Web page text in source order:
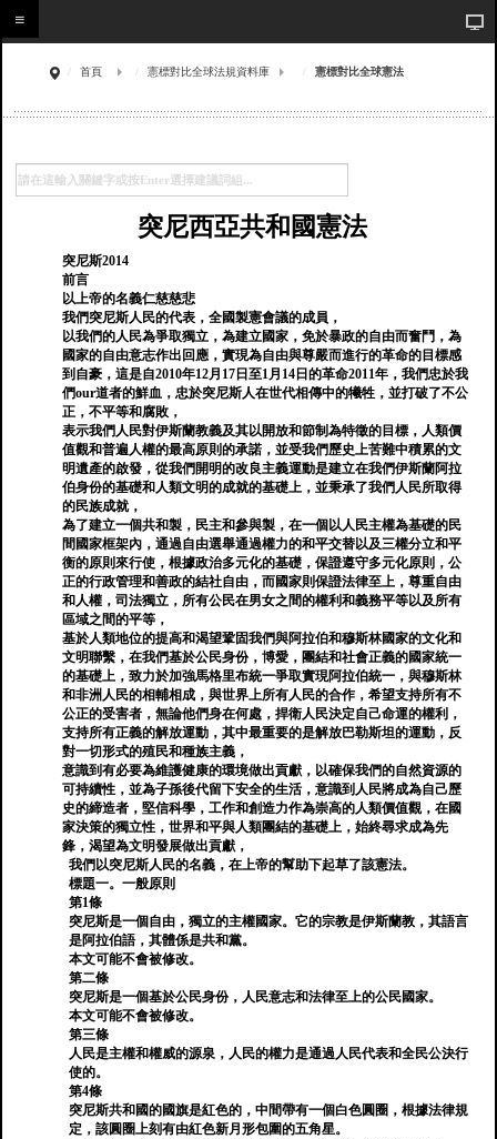
首頁 憲標對比全球法規資料庫 憲標對比全球憲法
突尼西亞共和國憲法
突尼斯2014
前言
以上帝的名義仁慈慈悲
我們突尼斯人民的代表，全國製憲會議的成員，
以我們的人民為爭取獨立，為建立國家，免於暴政的自由而奮鬥，為
國家的自由意志作出回應，實現為自由與尊嚴而進行的革命的目標感
到自豪，這是自2010年12月17日至1月14日的革命2011年，我們忠於我
們our道者的鮮血，忠於突尼斯人在世代相傳中的犧牲，並打破了不公
正，不平等和腐敗，
表示我們人民對伊斯蘭教義及其以開放和節制為特徵的目標，人類價
值觀和普遍人權的最高原則的承諾，並受我們歷史上苦難中積累的文
明遺產的啟發，從我們開明的改良主義運動是建立在我們伊斯蘭阿拉
伯身份的基礎和人類文明的成就的基礎上，並秉承了我們人民所取得
的民族成就，
為了建立一個共和製，民主和參與製，在一個以人民主權為基礎的民
間國家框架內，通過自由選舉通過權力的和平交替以及三權分立和平
衡的原則來行使，根據政治多元化的基礎，保證遵守多元化原則，公
正的行政管理和善政的結社自由，而國家則保證法律至上，尊重自由
和人權，司法獨立，所有公民在男女之間的權利和義務平等以及所有
區域之間的平等，
基於人類地位的提高和渴望鞏固我們與阿拉伯和穆斯林國家的文化和
文明聯繫，在我們基於公民身份，博愛，團結和社會正義的國家統一
的基礎上，致力於加強馬格里布統一爭取實現阿拉伯統一，與穆斯林
和非洲人民的相輔相成，與世界上所有人民的合作，希望支持所有不
公正的受害者，無論他們身在何處，捍衛人民決定自己命運的權利，
支持所有正義的解放運動，其中最重要的是解放巴勒斯坦的運動，反
對一切形式的殖民和種族主義，
意識到有必要為維護健康的環境做出貢獻，以確保我們的自然資源的
可持續性，並為子孫後代留下安全的生活，意識到人民將成為自己歷
史的締造者，堅信科學，工作和創造力作為崇高的人類價值觀，在國
家決策的獨立性，世界和平與人類團結的基礎上，始終尋求成為先
鋒，渴望為文明發展做出貢獻，
我們以突尼斯人民的名義，在上帝的幫助下起草了該憲法。
標題一。一般原則
第1條
突尼斯是一個自由，獨立的主權國家。它的宗教是伊斯蘭教，其語言
是阿拉伯語，其體係是共和黨。
本文可能不會被修改。
第二條
突尼斯是一個基於公民身份，人民意志和法律至上的公民國家。
本文可能不會被修改。
第三條
人民是主權和權威的源泉，人民的權力是通過人民代表和全民公決行
使的。
第4條
突尼斯共和國的國旗是紅色的，中間帶有一個白色圓圈，根據法律規
定，該圓圈上刻有由紅色新月形包圍的五角星。